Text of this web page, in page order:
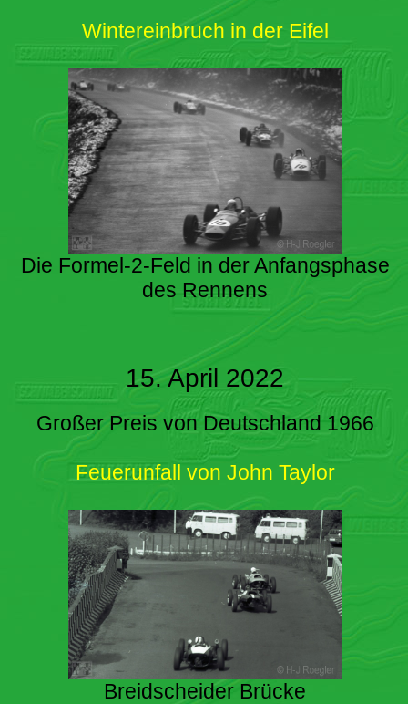
Wintereinbruch in der Eifel
Die Formel-2-Feld in der Anfangsphase
des Rennens
15. April 2022
Großer Preis von Deutschland 1966
Feuerunfall von John Taylor
Breidscheider Brücke